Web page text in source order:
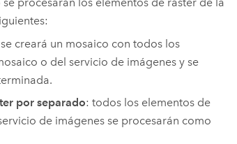
creará un mosaico con todos los
o del servicio de imágenes y se
por separado: todos los elementos de
de imágenes se procesarán como